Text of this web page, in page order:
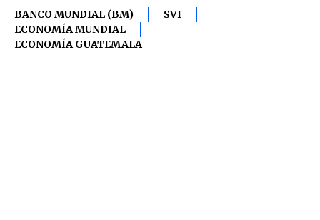
BANCO MUNDIAL (BM)
SVI
ECONOMÍA MUNDIAL
ECONOMÍA GUATEMALA